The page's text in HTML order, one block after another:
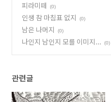
피라미떼 (0)
인생 참 마침표 없지 (0)
남은 나머지 (0)
나인지 남인지 모를 이미지... (0)
관련글